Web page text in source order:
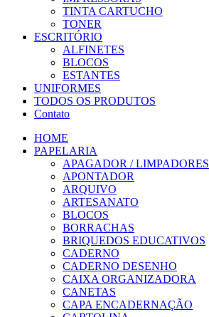
TINTA CARTUCHO
TONER
ESCRITÓRIO
ALFINETES
BLOCOS
ESTANTES
UNIFORMES
TODOS OS PRODUTOS
Contato
HOME
PAPELARIA
APAGADOR / LIMPADORES
APONTADOR
ARQUIVO
ARTESANATO
BLOCOS
BORRACHAS
BRIQUEDOS EDUCATIVOS
CADERNO
CADERNO DESENHO
CAIXA ORGANIZADORA
CANETAS
CAPA ENCADERNAÇÃO